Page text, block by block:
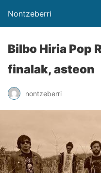
Nontzeberri
Bilbo Hiria Pop
finalak, asteon
nontzeberri